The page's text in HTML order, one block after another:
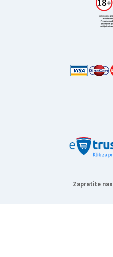
Zapratite nas